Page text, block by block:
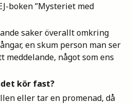
boken ”Mysteriet med
saker överallt omkring
en skum person man ser
meddelande, något som ens
kör fast?
eller tar en promenad, då